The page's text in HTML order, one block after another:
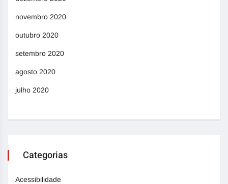
novembro 2020
outubro 2020
setembro 2020
agosto 2020
julho 2020
Categorias
Acessibilidade